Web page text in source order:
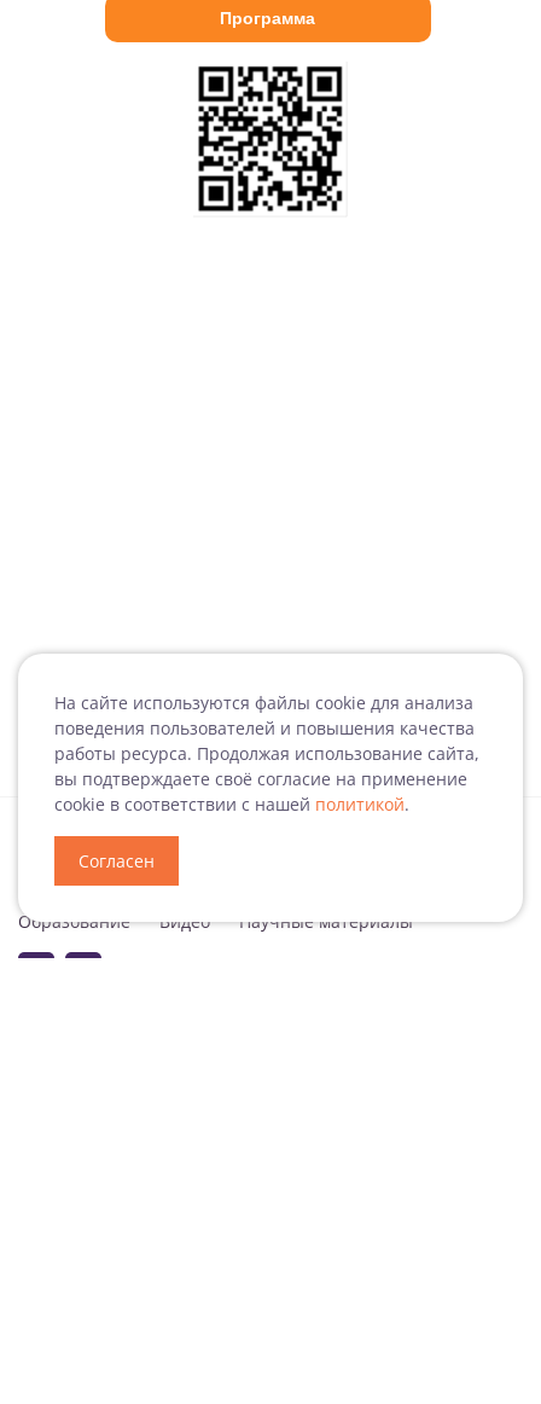
На сайте используются файлы cookie для анализа
поведения пользователей и повышения качества
работы ресурса. Продолжая использование сайта,
вы подтверждаете своё согласие на применение
cookie в соответствии с нашей политикой.
Согласен
Программа
Образование
Видео Научные материалы